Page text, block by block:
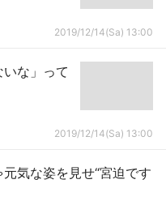
2019/12/14(Sa) 13:00
いな」って
2019/12/14(Sa) 13:00
気な姿を見せ“宮迫です